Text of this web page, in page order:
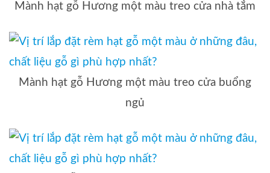
Mành hạt gỗ Hương một màu treo cửa nhà tắm
Mành hạt gỗ Hương một màu treo cửa buổng
ngủ